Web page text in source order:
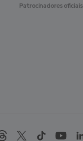
Patrocinadores oficiais